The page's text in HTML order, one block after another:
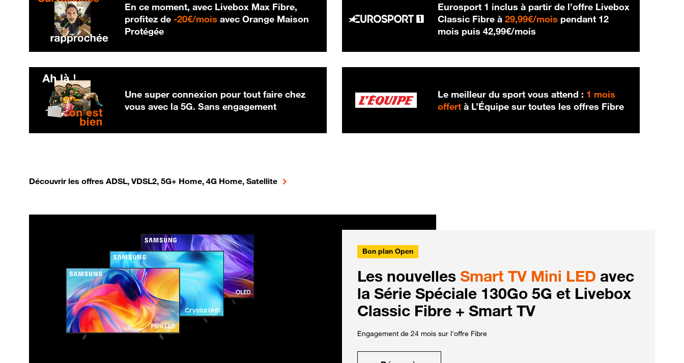
En ce moment, avec Livebox Max Fibre,
profitez de -20€/mois 20 € par mois
avec Orange Maison
Protégée
Eurosport 1 inclus à partir de l’offre Livebox
Classic Fibre à29,99€/mois 29,99 € par mois
pendant 12
mois puis42,99€/mois
Une super connexion pour tout faire chez
vous avec la 5G. Sans engagement
Le meilleur du sport vous attend : 1 mois
offert à L’Équipe sur toutes les offres Fibre
Découvrir les offres ADSL, VDSL2, 5G+ Home, 4G Home, Satellite
Bon plan Open
Les nouvelles Smart TV Mini LED avec
la Série Spéciale 130Go 5G et Livebox
Classic Fibre + Smart TV
Engagement de 24 mois sur l'offre Fibre